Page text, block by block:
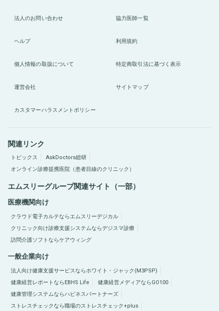
法人のお問い合わせ 協力医師一覧
ヘルプ 利用規約
個人情報の取扱について 特定商取引法に基づく表示
運営会社 サイトマップ
カスタマーハラスメントポリシー
関連リンク
トピックス
AskDoctors総研
オンライン診療提携医院（患者目線のクリニック）
エムスリーグループ関連サイト（一部）
医療機関向け
クラウド電子カルテならエムスリーデジカル
クリニック向け診療支援システムならデジスマ診療
訪問介護ソフトならケアウィング
一般企業向け
法人向け健康支援サービスならホワイト・ジャック(M3PSP)
健康経営レポートならEBHS Life
健康経営メディアならGO100
健康管理システムならハピネスパートナーズ
ストレスチェックなら職場のストレスチェック+plus